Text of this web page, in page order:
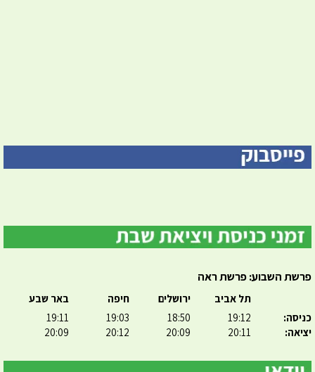
פרשת השבוע: פרשת ראה
כניסה:
יציאה:
תל אביב
19:12
20:11
ירושלים
18:50
20:09
חיפה
19:03
20:12
באר שבע
19:11
20:09